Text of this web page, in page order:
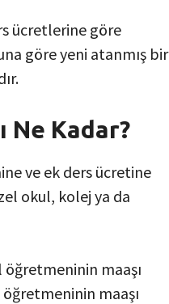
ücretlerine göre
göre yeni atanmış bir
Kadar?
ve ek ders ücretine
okul, kolej ya da
maaşı
maaşı